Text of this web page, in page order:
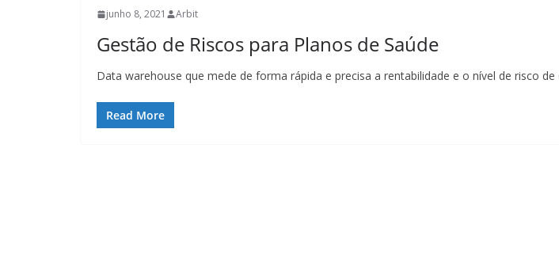
junho 8, 2021 Arbit
Gestão de Riscos para Planos de Saúde
Data warehouse que mede de forma rápida e precisa a rentabilidade e o nível de risco
Read More